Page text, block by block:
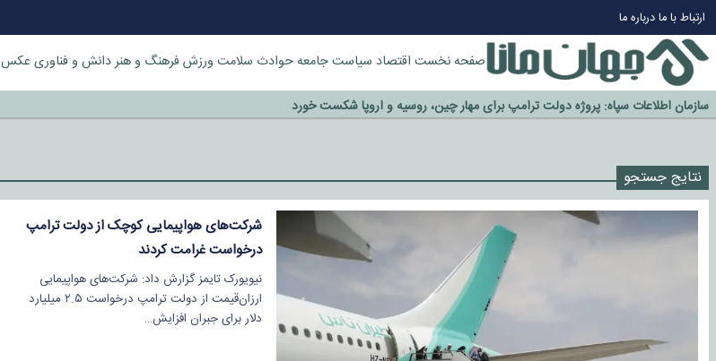
ارتباط با مادرباره ما
صفحه نخست اقتصاد سیاستجامعهحوادث سلامت ورزشفرهنگ و هنردانش و فناوری عکس
چرا طلا دوباره افزایشی شد؟
گزینه جدایی اوسمار روی میز مدیران پرسپولیس
آیا رئیس جمهور آمریکا قانون را دور می‌زند؟
اخراج رسمی چهره نامدار از پرسپولیس
سازمان اطلاعات سپاه: پروژه دولت ترامپ برای مهار چین، روسیه و اروپا شکست خورد
نتایج جستجو
شرکت‌های هواپیمایی کوچک از دولت ترامپ
درخواست غرامت کردند
نیویورک تایمز گزارش داد: شرکت‌های هواپیمایی
ارزان‌قیمت از دولت ترامپ درخواست ۲.۵ میلیارد
دلار برای جبران افزایش…